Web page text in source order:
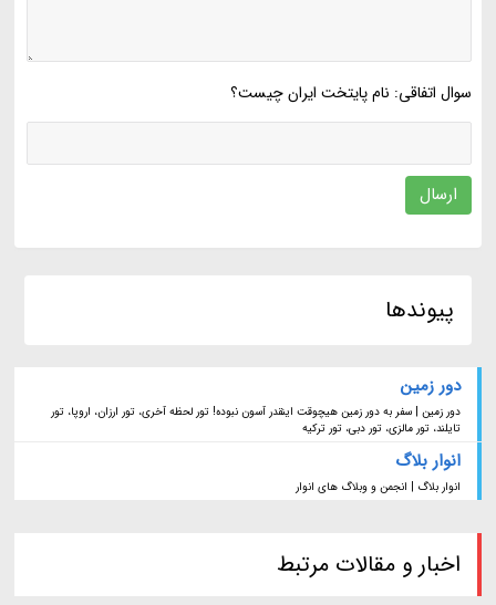
سوال اتفاقی: نام پایتخت ایران چیست؟
ارسال
پیوندها
دور زمین
دور زمین | سفر به دور زمین هیچوقت اینقدر آسون نبوده! تور لحظه آخری، تور ارزان، اروپا، تور
تایلند، تور مالزی، تور دبی، تور ترکیه
انوار بلاگ
انوار بلاگ | انجمن و وبلاگ های انوار
اخبار و مقالات مرتبط